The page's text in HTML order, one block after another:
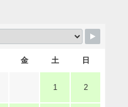
金 土 日
1 2